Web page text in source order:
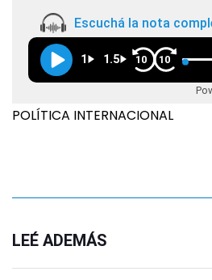
Escuchá la nota
1 1.5 10 10
POLÍTICA INTERNACIONAL
LEÉ ADEMÁS